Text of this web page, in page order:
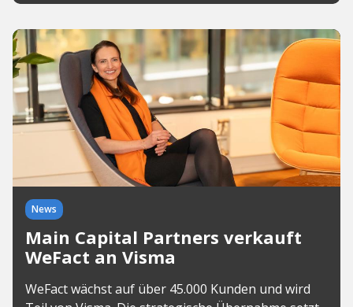
News
Main Capital Partners verkauft
WeFact an Visma
WeFact wächst auf über 45.000 Kunden und wird